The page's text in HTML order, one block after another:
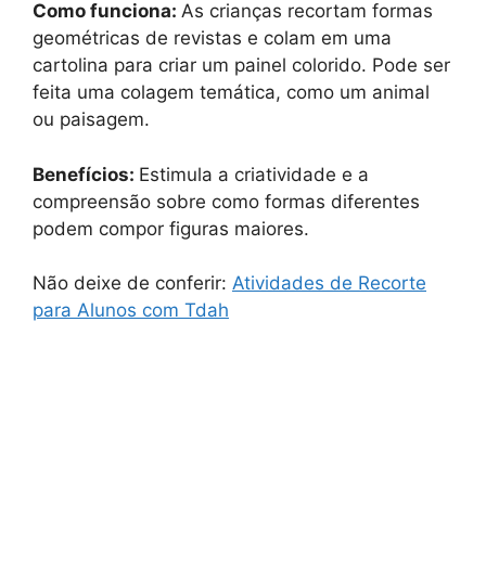
Como funciona: As crianças recortam formas
geométricas de revistas e colam em uma
cartolina para criar um painel colorido. Pode ser
feita uma colagem temática, como um animal
ou paisagem.
Benefícios: Estimula a criatividade e a
compreensão sobre como formas diferentes
podem compor figuras maiores.
Não deixe de conferir: Atividades de Recorte
para Alunos com Tdah